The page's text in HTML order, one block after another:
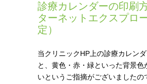
診療カレンダーの印刷
ターネットエクスプロ
定）
当クリニックHP上の診療カレン
と、黄色・赤・緑といった背景色
いというご指摘がございましたの